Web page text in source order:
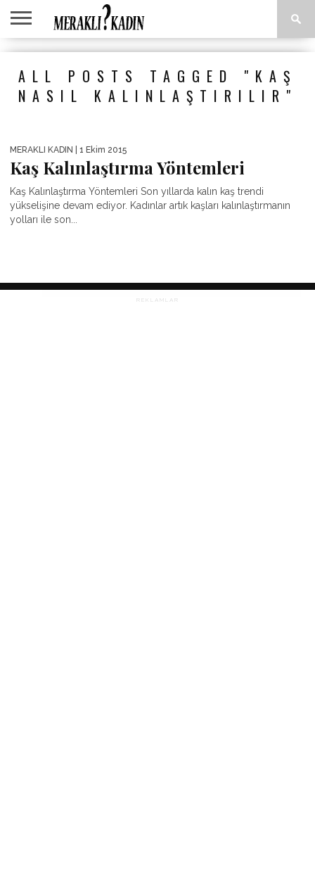
ANASAYFA
ÇOCUK
İLIŞKILER
TARIFLERI
ALL POSTS TAGGED "KAŞ
NASIL KALINLAŞTIRILIR"
MERAKLI KADIN | 1 Ekim 2015
Kaş Kalınlaştırma Yöntemleri
Kaş Kalınlaştırma Yöntemleri Son yıllarda kalın kaş trendi
yükselişine devam ediyor. Kadınlar artık kaşları kalınlaştırmanın
yolları ile son...
REKLAMLAR